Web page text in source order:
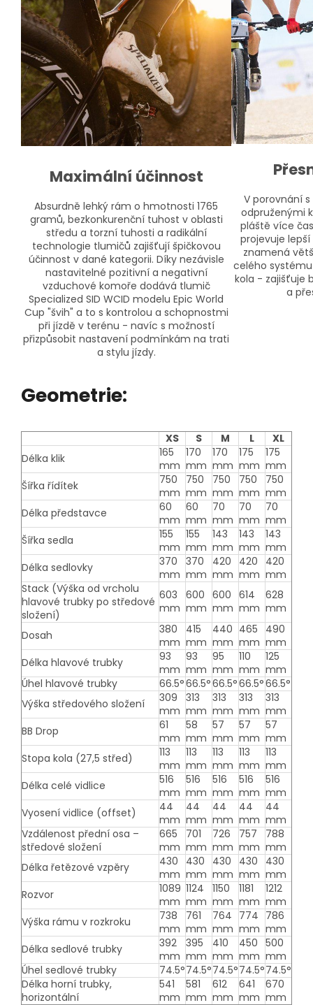
Maximální účinnost
Absurdně lehký rám o hmotnosti 1765
gramů, bezkonkurenční tuhost v oblasti
středu a torzní tuhosti a radikální
technologie tlumičů zajišťují špičkovou
účinnost v dané kategorii. Díky nezávisle
nastavitelné pozitivní a negativní
vzduchové komoře dodává tlumič
Specialized SID WCID modelu Epic World
Cup "švih" a to s kontrolou a schopnostmi
při jízdě v terénu - navíc s možností
přizpůsobit nastavení podmínkám na trati
a stylu jízdy.
V porovnání
odpruženými
pláště více
projevuje
znamená
celého
kola - zajišťuje
a
Geometrie:
XS S M L
XL
Délka klik
165
mm
170
mm
170
mm
175
mm
175
mm
Šířka řídítek
750
mm
750
mm
750
mm
750
mm
750
mm
Délka představce
60
mm
60
mm
70
mm
70
mm
70
mm
Šířka sedla
155
mm
155
mm
143
mm
143
mm
143
mm
Délka sedlovky
370
mm
370
mm
420
mm
420
mm
420
mm
Stack (Výška od vrcholu
hlavové trubky po středové
složení)
603
mm
600
mm
600
mm
614
mm
628
mm
Dosah
380
mm
415
mm
440
mm
465
mm
490
mm
Délka hlavové trubky
93
mm
93
mm
95
mm
110
mm
125
mm
Úhel hlavové trubky
66.5°66.5°66.5°66.5°66.5°
Výška středového složení
309
mm
313
mm
313
mm
313
mm
313
mm
BB Drop
61
mm
58
mm
57
mm
57
mm
57
mm
Stopa kola (27,5 střed)
113
mm
113
mm
113
mm
113
mm
113
mm
Délka celé vidlice
516
mm
516
mm
516
mm
516
mm
516
mm
Vyosení vidlice (offset)
44
mm
44
mm
44
mm
44
mm
44
mm
Vzdálenost přední osa –
středové složení
665
mm
701
mm
726
mm
757
mm
788
mm
Délka řetězové vzpěry
430
mm
430
mm
430
mm
430
mm
430
mm
Rozvor
1089
mm
1124
mm
1150
mm
1181
mm
1212
mm
Výška rámu v rozkroku
738
mm
761
mm
764
mm
774
mm
786
mm
Délka sedlové trubky
392
mm
395
mm
410
mm
450
mm
500
mm
Úhel sedlové trubky
74.5°74.5°74.5°74.5°74.5°
Délka horní trubky,
horizontální
541
mm
581
mm
612
mm
641
mm
670
mm